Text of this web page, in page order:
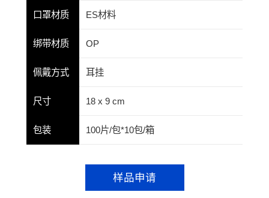
口罩材质 ES材料
绑带材质 OP
佩戴方式 耳挂
尺寸 18 x 9 cm
包装 100片/包*10包/箱
样品申请